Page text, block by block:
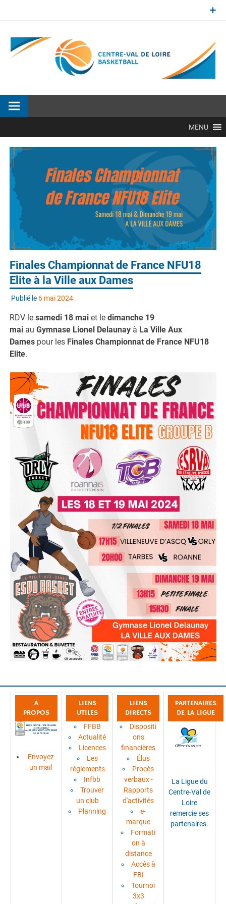
MENU
Finales Championnat de France NFU18
Elite à la Ville aux Dames
Publié le 6 mai 2024
RDV lesamedi 18 mai et ledimanche 19
mai auGymnase Lionel Delaunay à La Ville Aux
Dames pour les Finales Championnat de France NFU18
Elite.
A
PROPOS
Envoyez
un mail
LIENS
UTILES
FFBB
Actualité
Licences
Les
règlements
Infbb
Trouver
un club
Planning
LIENS
DIRECTS
Dispositi
ons
financières
Élus
Procès
verbaux -
Rapports
d'activités
e-
marque
Formati
on à
distance
Accès à
FBI
Tournoi
3x3
PARTENAIRES
DE LA LIGUE
La Ligue du
Centre-Val de
Loire
remercie ses
partenaires.